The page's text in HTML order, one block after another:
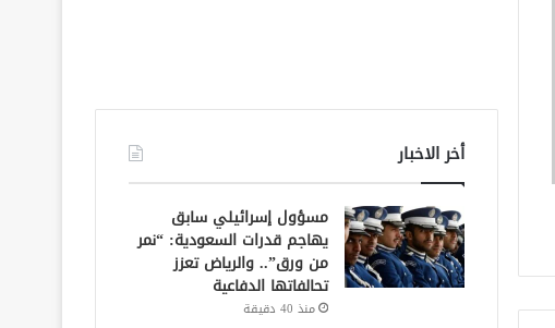
أخر الاخبار
مسؤول إسرائيلي سابق
يهاجم قدرات السعودية: “نمر
من ورق”.. والرياض تعزز
تحالفاتها الدفاعية
منذ 40 دقيقة